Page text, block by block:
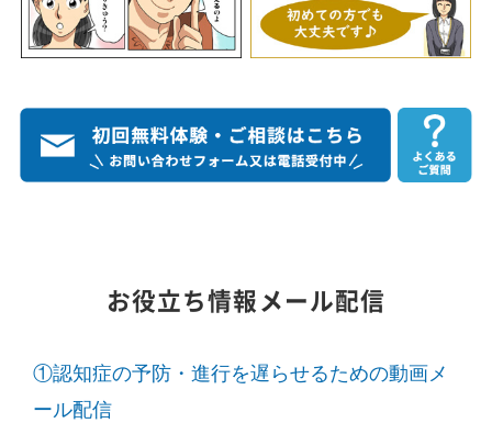
お役立ち情報メール配信
①認知症の予防・進行を遅らせるための動画メ
ール配信